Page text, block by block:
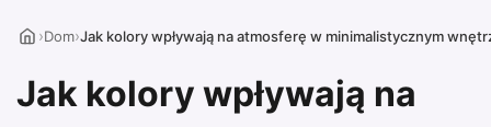
›Dom›Jak kolory wpływają na atmosferę w minimalistycznym
Jak kolory wpływają na